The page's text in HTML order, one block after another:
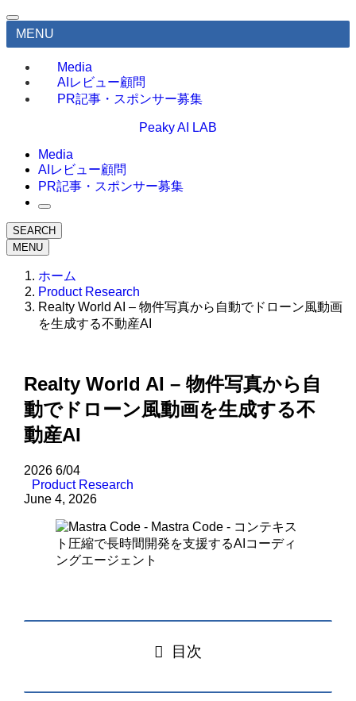
MENU
Media
AIレビュー顧問
PR記事・スポンサー募集
Peaky AI LAB
Media
AIレビュー顧問
PR記事・スポンサー募集
SEARCH
MENU
ホーム
Product Research
Realty World AI – 物件写真から自動でドローン風動画
を生成する不動産AI
Realty World AI – 物件写真から自
動でドローン風動画を生成する不
動産AI
2026 6/04
Product Research
June 4, 2026
目次